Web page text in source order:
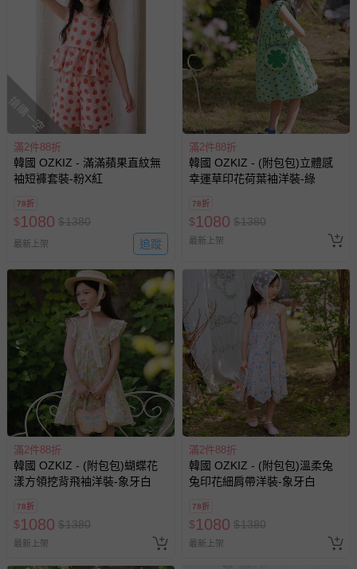
搶購一空
滿2件88折
韓國 OZKIZ - 滿滿蘋果直紋無
袖短褲套裝-粉X紅
78折
$1080 $1380
最新上架 追蹤
滿2件88折
韓國 OZKIZ - (附包包)立體感
幸運草印花荷葉袖洋裝-綠
78折
$1080 $1380
最新上架
滿2件88折
韓國 OZKIZ - (附包包)蝴蝶花
漾方領挖背飛袖洋裝-象牙白
78折
$1080 $1380
最新上架
滿2件88折
韓國 OZKIZ - (附包包)溫柔兔
兔印花細肩帶洋裝-象牙白
78折
$1080 $1380
最新上架